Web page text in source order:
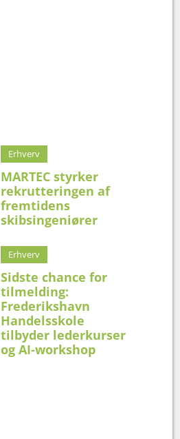
Erhverv
MARTEC styrker
rekrutteringen af
fremtidens
skibsingeniører
Erhverv
Sidste chance for
tilmelding:
Frederikshavn
Handelsskole
tilbyder lederkurser
og AI-workshop